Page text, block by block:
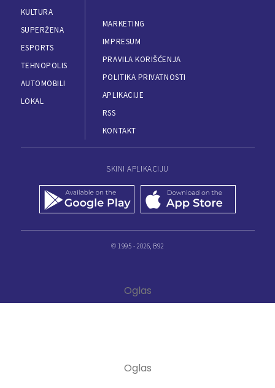
KULTURA
SUPERŽENA
ESPORTS
TEHNOPOLIS
AUTOMOBILI
LOKAL
MARKETING
IMPRESUM
PRAVILA KORIŠĆENJA
POLITIKA PRIVATNOSTI
APLIKACIJE
RSS
KONTAKT
SKINI APLIKACIJU
© 1995 - 2026, B92